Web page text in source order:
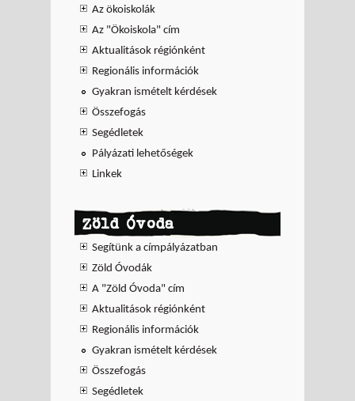
Az ökoiskolák
Az "Ökoiskola" cím
Aktualitások régiónként
Regionális információk
Gyakran ismételt kérdések
Összefogás
Segédletek
Pályázati lehetőségek
Linkek
Zöld Óvoda
Segítünk a címpályázatban
Zöld Óvodák
A "Zöld Óvoda" cím
Aktualitások régiónként
Regionális információk
Gyakran ismételt kérdések
Összefogás
Segédletek